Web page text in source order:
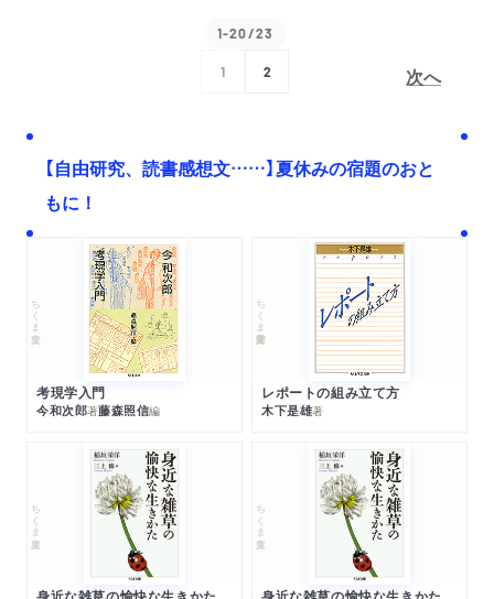
1-20/23
1 2 次へ
【自由研究、読書感想文……】夏休みの宿題のおと
もに！
ちくま文庫
考現学入門
今和次郎著藤森照信編
ちくま学芸文庫
レポートの組み立て方
木下是雄著
ちくま文庫 ちくま文庫